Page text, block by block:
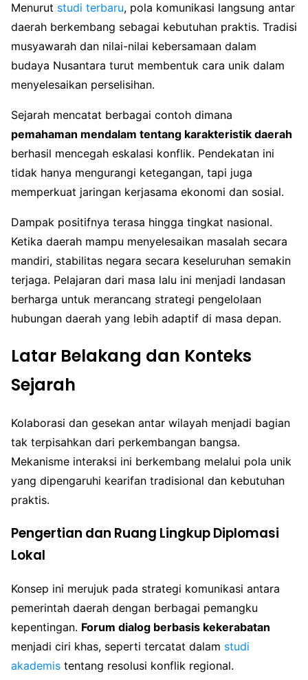
Menurut studi terbaru, pola komunikasi langsung antar
daerah berkembang sebagai kebutuhan praktis. Tradisi
musyawarah dan nilai-nilai kebersamaan dalam
budaya Nusantara turut membentuk cara unik dalam
menyelesaikan perselisihan.
Sejarah mencatat berbagai contoh dimana
pemahaman mendalam tentang karakteristik daerah
berhasil mencegah eskalasi konflik. Pendekatan ini
tidak hanya mengurangi ketegangan, tapi juga
memperkuat jaringan kerjasama ekonomi dan sosial.
Dampak positifnya terasa hingga tingkat nasional.
Ketika daerah mampu menyelesaikan masalah secara
mandiri, stabilitas negara secara keseluruhan semakin
terjaga. Pelajaran dari masa lalu ini menjadi landasan
berharga untuk merancang strategi pengelolaan
hubungan daerah yang lebih adaptif di masa depan.
Latar Belakang dan Konteks
Sejarah
Kolaborasi dan gesekan antar wilayah menjadi bagian
tak terpisahkan dari perkembangan bangsa.
Mekanisme interaksi ini berkembang melalui pola unik
yang dipengaruhi kearifan tradisional dan kebutuhan
praktis.
Pengertian dan Ruang Lingkup Diplomasi
Lokal
Konsep ini merujuk pada strategi komunikasi antara
pemerintah daerah dengan berbagai pemangku
kepentingan. Forum dialog berbasis kekerabatan
menjadi ciri khas, seperti tercatat dalam studi
akademis tentang resolusi konflik regional.